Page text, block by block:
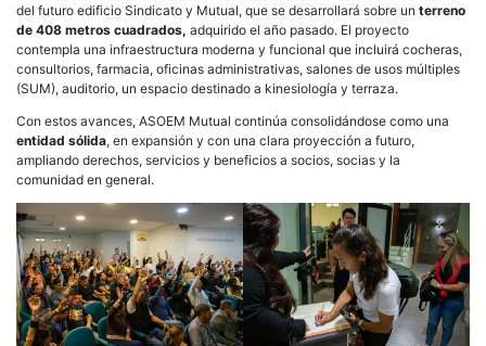
del futuro edificio Sindicato y Mutual, que se desarrollará sobre un terreno
de 408 metros cuadrados, adquirido el año pasado. El proyecto
contempla una infraestructura moderna y funcional que incluirá cocheras,
consultorios, farmacia, oficinas administrativas, salones de usos múltiples
(SUM), auditorio, un espacio destinado a kinesiología y terraza.
Con estos avances, ASOEM Mutual continúa consolidándose como una
entidad sólida, en expansión y con una clara proyección a futuro,
ampliando derechos, servicios y beneficios a socios, socias y la
comunidad en general.